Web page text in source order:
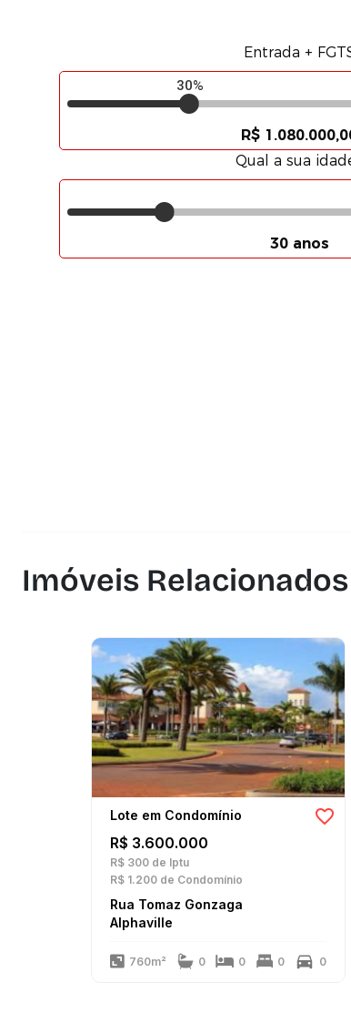
Imóveis Relacionados
Lote em Condomínio
R$ 3.600.000
R$ 300 de Iptu
R$ 1.200 de Condomínio
Rua Tomaz Gonzaga
Alphaville
760m² 0 0 0 0